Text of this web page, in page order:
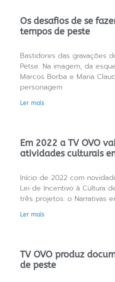
Os desafios de se
tempos de peste
Bastidores das gravações
Petse. Na imagem, da
Marcos Borba e Maria
personagem
Ler mais
Em 2022 a TV OVO
atividades culturais
Início de 2022 com
Lei de Incentivo à Cultura
três projetos: o Narrativas
Ler mais
TV OVO produz
de peste